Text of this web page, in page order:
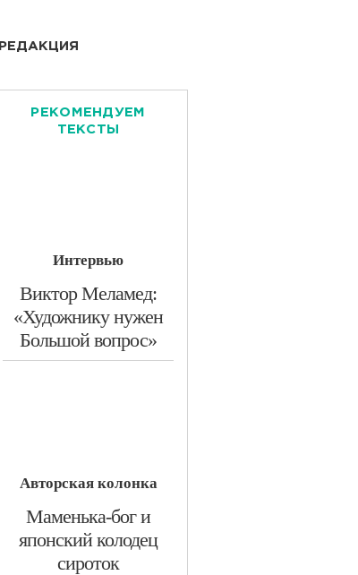
РЕДАКЦИЯ
РЕКОМЕНДУЕМ
ТЕКСТЫ
Интервью
​Виктор Меламед:
«Художнику нужен
Большой вопрос»
Авторская колонка
​Маменька-бог и
японский колодец
сироток